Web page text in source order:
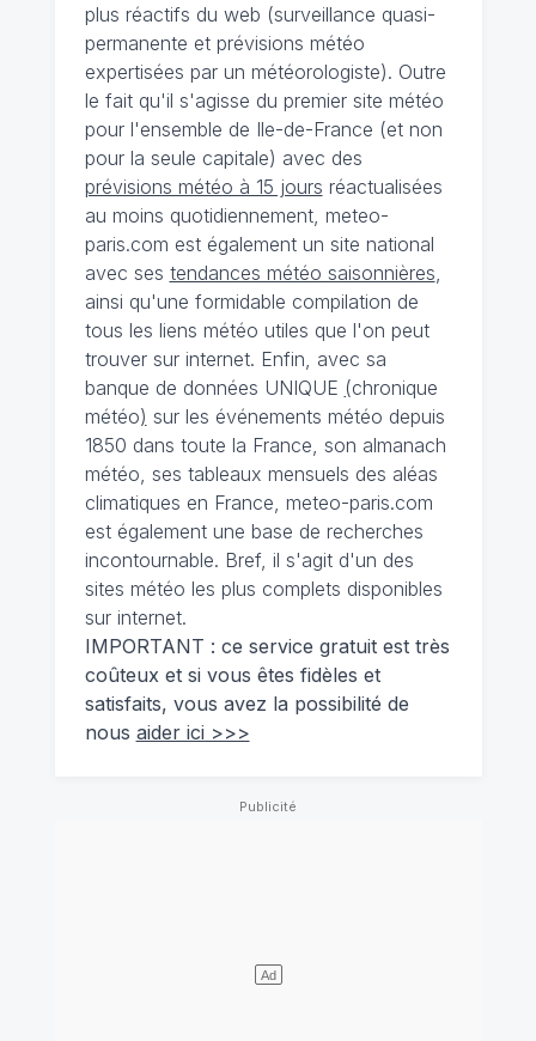
plus réactifs du web (surveillance quasi-
permanente et prévisions météo
expertisées par un météorologiste). Outre
le fait qu'il s'agisse du premier site météo
pour l'ensemble de Ile-de-France (et non
pour la seule capitale) avec des
prévisions météo à 15 jours réactualisées
au moins quotidiennement, meteo-
paris.com est également un site national
avec ses tendances météo saisonnières
ainsi qu'une formidable compilation de
tous les liens météo utiles que l'on peut
trouver sur internet. Enfin, avec sa
banque de données UNIQUE (chronique
météo) sur les événements météo depuis
1850 dans toute la France, son almanach
météo, ses tableaux mensuels des aléas
climatiques en France, meteo-paris.com
est également une base de recherches
incontournable. Bref, il s'agit d'un des
sites météo les plus complets disponibles
sur internet.
IMPORTANT : ce service gratuit est très
coûteux et si vous êtes fidèles et
satisfaits, vous avez la possibilité de
nous aider ici >>>